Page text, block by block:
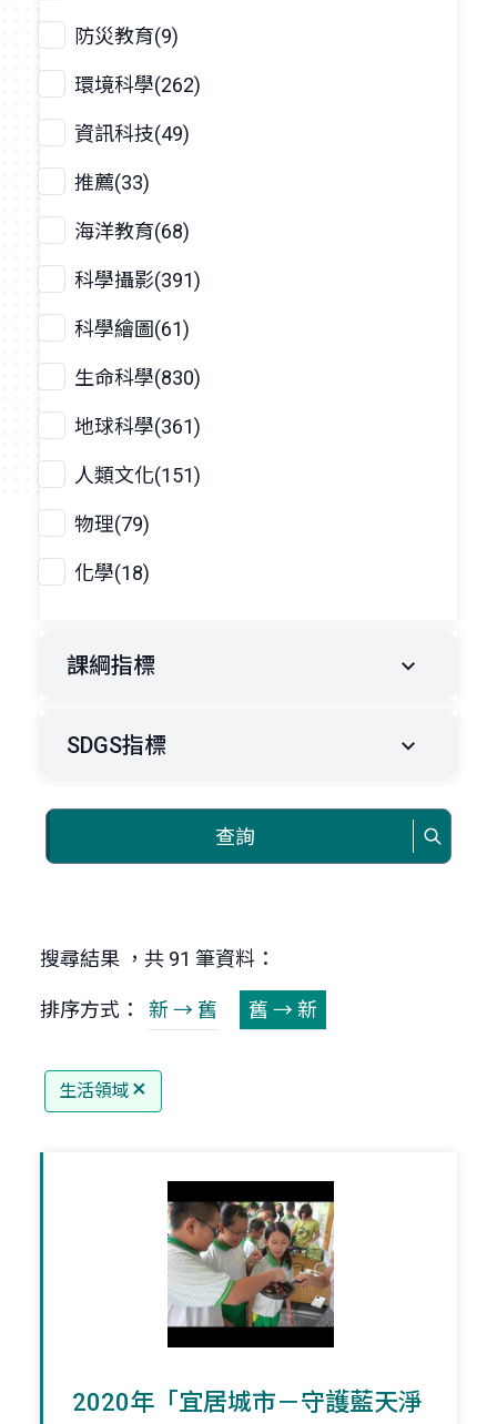
防災教育(9)
環境科學(262)
資訊科技(49)
推薦(33)
海洋教育(68)
科學攝影(391)
科學繪圖(61)
生命科學(830)
地球科學(361)
人類文化(151)
物理(79)
化學(18)
課綱指標
SDGS指標
查詢
搜尋結果 ，共 91 筆資料：
排序方式： 新 → 舊 舊 → 新
生活領域
2020年「宜居城市－守護藍天淨